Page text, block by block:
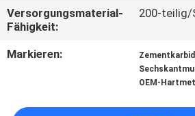
MIT
UNS
Versorgungsmaterial-
Fähigkeit:
200-teilig/
Markieren:
OEM-